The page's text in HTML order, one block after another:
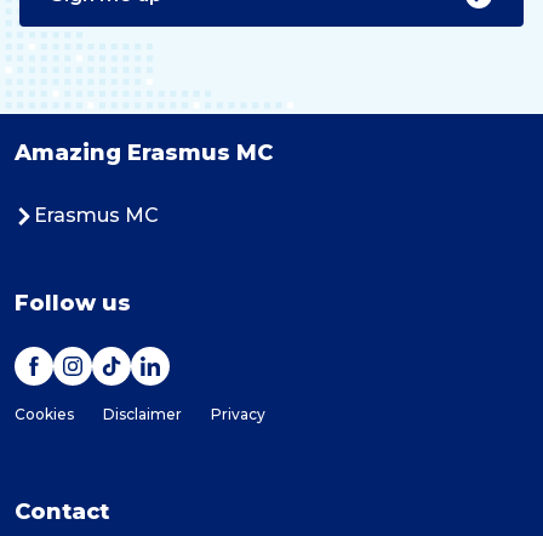
Amazing Erasmus MC
Erasmus MC
Follow us
Cookies Disclaimer Privacy
Contact